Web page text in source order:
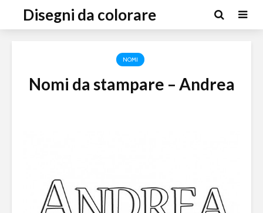
Disegni da colorare
NOMI
Nomi da stampare – Andrea